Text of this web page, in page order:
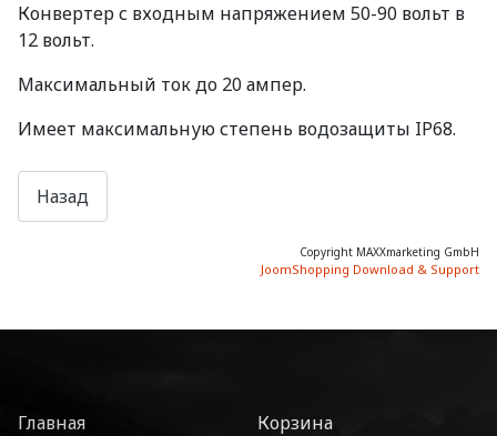
Конвертер с входным напряжением 50-90 вольт в
12 вольт.
Максимальный ток до 20 ампер.
Имеет максимальную степень водозащиты IP68.
Copyright MAXXmarketing GmbH
JoomShopping Download & Support
Главная
Корзина